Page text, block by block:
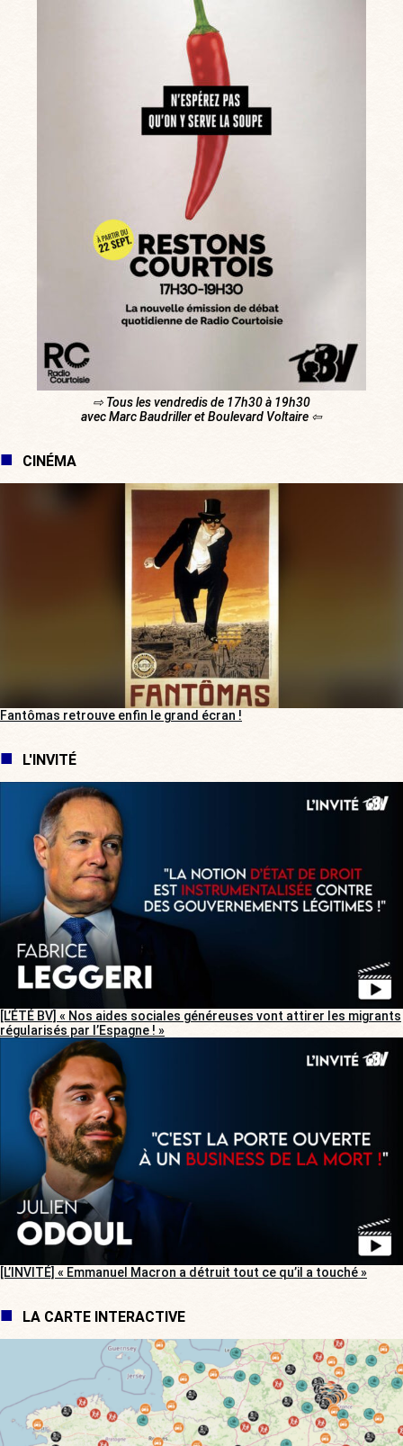
⇨ Tous les vendredis de 17h30 à 19h30
avec Marc Baudriller et Boulevard Voltaire ⇦
CINÉMA
Fantômas retrouve enfin le grand écran !
L'INVITÉ
[L’ÉTÉ BV] « Nos aides sociales généreuses vont attirer les migrants
régularisés par l’Espagne ! »
[L’INVITÉ] « Emmanuel Macron a détruit tout ce qu’il a touché »
LA CARTE INTERACTIVE